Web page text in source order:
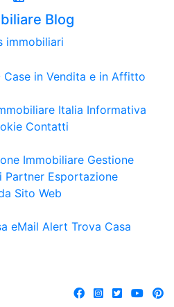
Blog
immobiliari
Italia Informativa
Contatti
Immobiliare Gestione
Partner Esportazione
Sito Web
eMail Alert Trova Casa